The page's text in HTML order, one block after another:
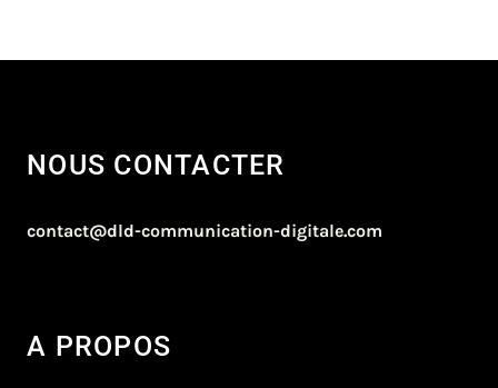
NOUS CONTACTER
contact@dld-communication-digitale.com
A PROPOS